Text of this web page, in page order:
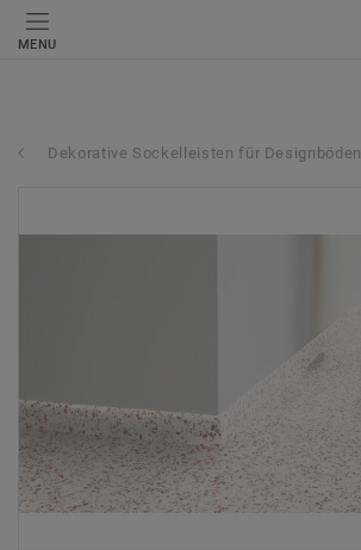
MENU
Dekorative Sockelleisten für Designböden